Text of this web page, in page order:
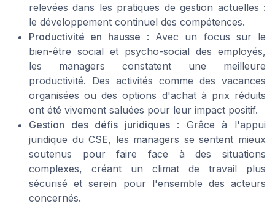
relevées dans les pratiques de gestion actuelles :
le développement continuel des compétences.
Productivité en hausse : Avec un focus sur le
bien-être social et psycho-social des employés,
les managers constatent une meilleure
productivité. Des activités comme des vacances
organisées ou des options d'achat à prix réduits
ont été vivement saluées pour leur impact positif.
Gestion des défis juridiques: Grâce à l'appui
juridique du CSE, les managers se sentent mieux
soutenus pour faire face à des situations
complexes, créant un climat de travail plus
sécurisé et serein pour l'ensemble des acteurs
concernés.